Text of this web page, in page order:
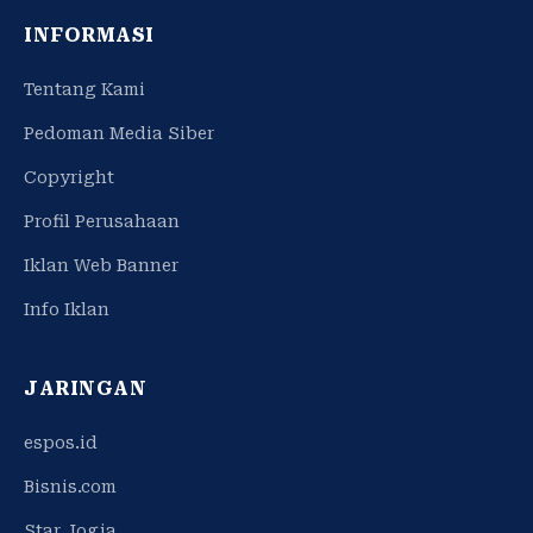
INFORMASI
Tentang Kami
Pedoman Media Siber
Copyright
Profil Perusahaan
Iklan Web Banner
Info Iklan
JARINGAN
espos.id
Bisnis.com